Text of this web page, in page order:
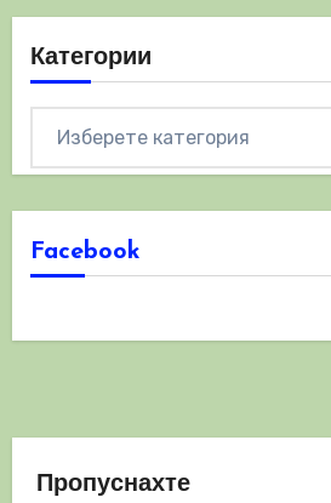
Категории
Facebook
Пропуснахте